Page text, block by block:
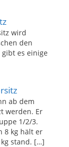
wird
den
es einige
ab dem
werden. Er
1/2/3.
8 kg hält er
stand. […]